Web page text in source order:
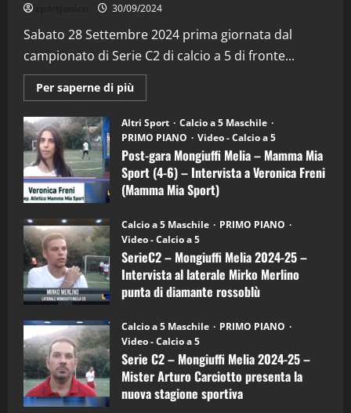
30/09/2024
Sabato 28 Settembre 2024 prima giornata dal
campionato di Serie C2 di calcio a 5 di fronte...
Per saperne di più
informazioni
Post-
gara
Mongiuffi
Melia
–
Mamma
Mia
Sport
6)
–
Intervista
a
mister
Arturo
Carciotto
(Mongiuffi
Altri Sport
Calcio a 5 Maschile
PRIMO PIANO
Video - Calcio a 5
Post-gara Mongiuffi Melia – Mamma Mia
Sport (4-6) – Intervista a Veronica Freni
(Mamma Mia Sport)
Calcio a 5 Maschile
PRIMO PIANO
Video - Calcio a 5
SerieC2 – Mongiuffi Melia 2024-25 –
Intervista al laterale Mirko Merlino
punta di diamante rossoblù
Calcio a 5 Maschile
PRIMO PIANO
Video - Calcio a 5
Serie C2 – Mongiuffi Melia 2024-25 –
Mister Arturo Carciotto presenta la
nuova stagione sportiva
2
“SportEmpire” in Podcast: 29^ Puntata
(Martedi 28 Aprile 2026)
28/04/2026
3
"SportEmpire" in Podcast
“SportEmpire” in Podcast: 28^ Puntata
(Martedi 21 Aprile 2026)
21/04/2026
4
“SportEmpire” in Podcast: 27^ Puntata
(Martedi 14 Aprile 2026)
15/04/2026
5
“SportEmpire” in Podcast: 26^ Puntata
(Martedi 07 Aprile 2026)
08/04/2026